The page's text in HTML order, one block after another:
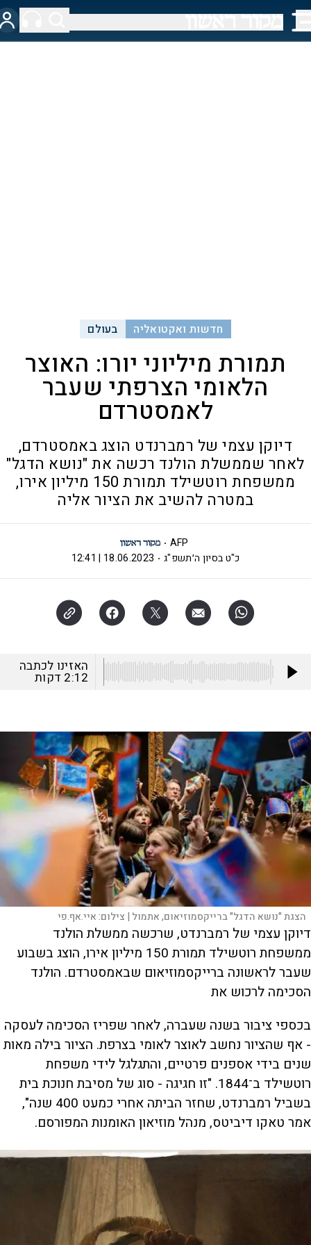
חדשות ואקטואליה בעולם
תמורת מיליוני יורו: האוצר
הלאומי הצרפתי שעבר
לאמסטרדם
דיוקן עצמי של רמברנדט הוצג באמסטרדם,
לאחר שממשלת הולנד רכשה את "נושא הדגל"
ממשפחת רוטשילד תמורת 150 מיליון אירו,
במטרה להשיב את הציור אליה
AFP
כ"ט בסיון ה׳תשפ"ג
18.06.2023 | 12:41
האזינו לכתבה
2:12 דקות
הצגת "נושא הדגל" ברייקסמוזיאום, אתמול | צילום:איי.אף.פי
דיוקן עצמי של רמברנדט, שרכשה ממשלת הולנד
ממשפחת רוטשילד תמורת 150 מיליון אירו, הוצג בשבוע
שעבר לראשונה ברייקסמוזיאום שבאמסטרדם. הולנד
הסכימה לרכוש את
בכספי ציבור בשנה שעברה, לאחר שפריז הסכימה לעסקה
- אף שהציור נחשב לאוצר לאומי בצרפת. הציור בילה מאות
שנים בידי אספנים פרטיים, והתגלגל לידי משפחת
רוטשילד ב־1844. "זו חגיגה - סוג של מסיבת חנוכת בית
בשביל רמברנדט, שחזר הביתה אחרי כמעט 400 שנה",
אמר טאקו דיביטס, מנהל מוזיאון האומנות המפורסם.